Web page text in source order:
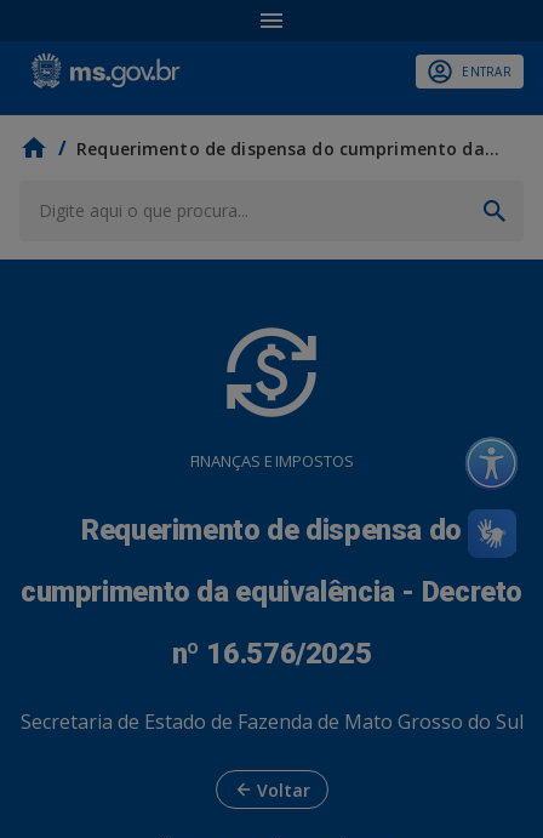
ENTRAR
/ Requerimento de dispensa do cumprimento da equivalência - Decreto nº 16.576/2025
FINANÇAS E IMPOSTOS
Requerimento de dispensa do
cumprimento da equivalência - Decreto
nº 16.576/2025
Secretaria de Estado de Fazenda de Mato Grosso do Sul
Voltar
currency_exchange